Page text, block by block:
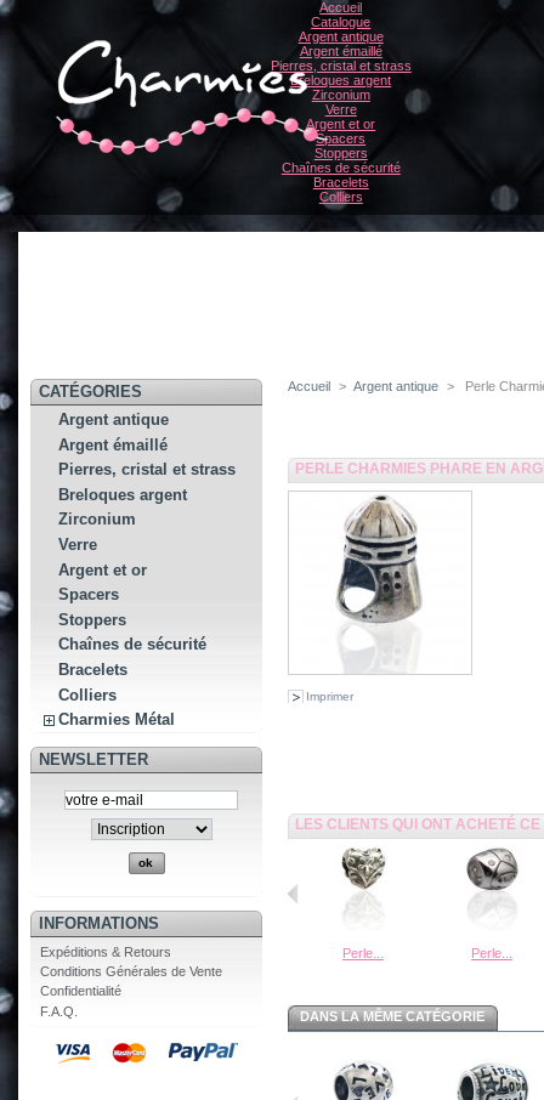
Accueil
Catalogue
Argent antique
Argent émaillé
Pierres, cristal et strass
Breloques argent
Zirconium
Verre
Argent et or
Spacers
Stoppers
Chaînes de sécurité
Bracelets
Colliers
CATÉGORIES
Argent antique
Argent émaillé
Pierres, cristal et strass
Breloques argent
Zirconium
Verre
Argent et or
Spacers
Stoppers
Chaînes de sécurité
Bracelets
Colliers
Charmies Métal
NEWSLETTER
INFORMATIONS
Expéditions & Retours
Conditions Générales de Vente
Confidentialité
F.A.Q.
Accueil > Argent antique > Perle
PERLE CHARMIES PHARE EN
Imprimer
LES CLIENTS QUI ONT ACHETÉ
Perle... Perle...
DANS LA MÊME CATÉGORIE